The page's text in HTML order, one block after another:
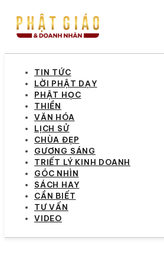
TIN TỨC
LỜI PHẬT DẠY
PHẬT HỌC
THIỀN
VĂN HÓA
LỊCH SỬ
CHÙA ĐẸP
GƯƠNG SÁNG
TRIẾT LÝ KINH DOANH
GÓC NHÌN
SÁCH HAY
CẦN BIẾT
TƯ VẤN
VIDEO